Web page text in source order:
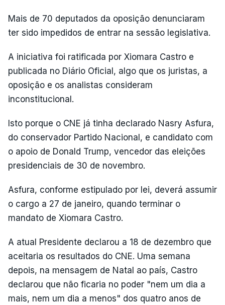
Mais de 70 deputados da oposição denunciaram
ter sido impedidos de entrar na sessão legislativa.
A iniciativa foi ratificada por Xiomara Castro e
publicada no Diário Oficial, algo que os juristas, a
oposição e os analistas consideram
inconstitucional.
Isto porque o CNE já tinha declarado Nasry Asfura,
do conservador Partido Nacional, e candidato com
o apoio de Donald Trump, vencedor das eleições
presidenciais de 30 de novembro.
Asfura, conforme estipulado por lei, deverá assumir
o cargo a 27 de janeiro, quando terminar o
mandato de Xiomara Castro.
A atual Presidente declarou a 18 de dezembro que
aceitaria os resultados do CNE. Uma semana
depois, na mensagem de Natal ao país, Castro
declarou que não ficaria no poder "nem um dia a
mais, nem um dia a menos" dos quatro anos de